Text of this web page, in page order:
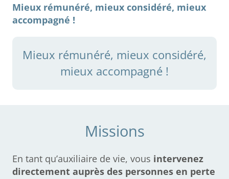
Mieux rémunéré, mieux considéré, mieux
accompagné !
Mieux rémunéré, mieux considéré,
mieux accompagné !
Missions
En tant qu’auxiliaire de vie, vous intervenez
directement auprès des personnes en perte